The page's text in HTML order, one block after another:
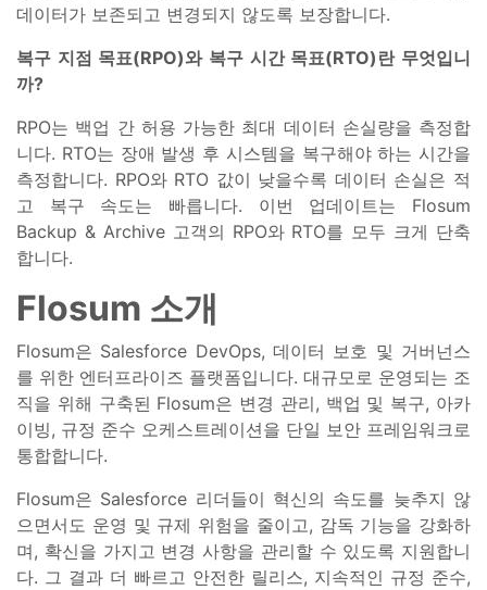
데이터가 보존되고 변경되지 않도록 보장합니다.
복구 지점 목표(RPO)와 복구 시간 목표(RTO)란 무엇입니
까?
RPO는 백업 간 허용 가능한 최대 데이터 손실량을 측정합
니다. RTO는 장애 발생 후 시스템을 복구해야 하는 시간을
측정합니다. RPO와 RTO 값이 낮을수록 데이터 손실은 적
고 복구 속도는 빠릅니다. 이번 업데이트는 Flosum
Backup & Archive 고객의 RPO와 RTO를 모두 크게 단축
합니다.
Flosum 소개
Flosum은 Salesforce DevOps, 데이터 보호 및 거버넌스
를 위한 엔터프라이즈 플랫폼입니다. 대규모로 운영되는 조
직을 위해 구축된 Flosum은 변경 관리, 백업 및 복구, 아카
이빙, 규정 준수 오케스트레이션을 단일 보안 프레임워크로
통합합니다.
Flosum은 Salesforce 리더들이 혁신의 속도를 늦추지 않
으면서도 운영 및 규제 위험을 줄이고, 감독 기능을 강화하
며, 확신을 가지고 변경 사항을 관리할 수 있도록 지원합니
다. 그 결과 더 빠르고 안전한 릴리스, 지속적인 규정 준수,